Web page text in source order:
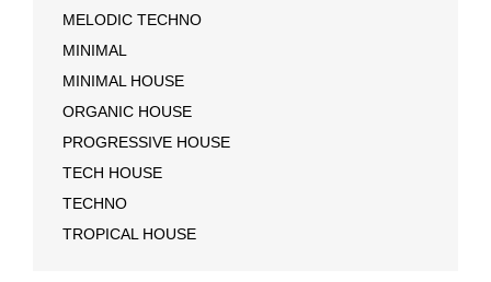
MELODIC TECHNO
MINIMAL
MINIMAL HOUSE
ORGANIC HOUSE
PROGRESSIVE HOUSE
TECH HOUSE
TECHNO
TROPICAL HOUSE